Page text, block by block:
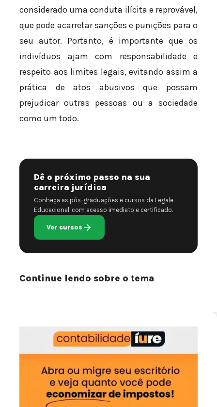
considerado uma conduta ilícita e reprovável,
que pode acarretar sanções e punições para o
seu autor. Portanto, é importante que os
indivíduos ajam com responsabilidade e
respeito aos limites legais, evitando assim a
prática de atos abusivos que possam
prejudicar outras pessoas ou a sociedade
como um todo.
Dê o próximo passo na sua
carreira jurídica
Conheça as pós-graduações e cursos da Legale
Educacional, com acesso imediato e certificado.
Ver cursos
Continue lendo sobre o tema